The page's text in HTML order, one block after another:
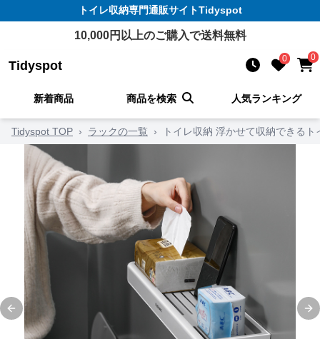
トイレ収納専門通販サイトTidyspot
10,000円以上のご購入で送料無料
Tidyspot 0 0
新着商品 商品を検索 人気ランキング
Tidyspot TOP › ラックの一覧 › トイレ収納 浮かせて収納できるト
Previous slide